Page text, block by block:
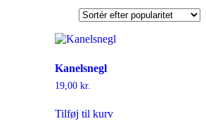
Kanelsnegl
19,00 kr.
Tilføj til kurv